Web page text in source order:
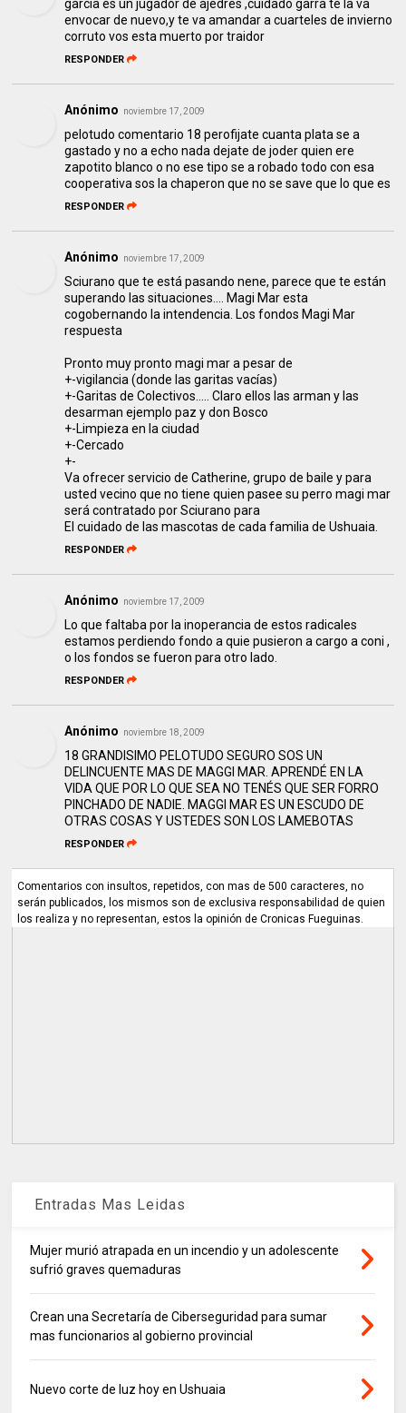
garcia es un jugador de ajedres ,cuidado garra te la va
envocar de nuevo,y te va amandar a cuarteles de invierno
corruto vos esta muerto por traidor
RESPONDER
Anónimo noviembre 17, 2009
pelotudo comentario 18 perofijate cuanta plata se a
gastado y no a echo nada dejate de joder quien ere
zapotito blanco o no ese tipo se a robado todo con esa
cooperativa sos la chaperon que no se save que lo que es
RESPONDER
Anónimo noviembre 17, 2009
Sciurano que te está pasando nene, parece que te están
superando las situaciones.... Magi Mar esta
cogobernando la intendencia. Los fondos Magi Mar
respuesta
Pronto muy pronto magi mar a pesar de
+-vigilancia (donde las garitas vacías)
+-Garitas de Colectivos..... Claro ellos las arman y las
desarman ejemplo paz y don Bosco
+-Limpieza en la ciudad
+-Cercado
+-
Va ofrecer servicio de Catherine, grupo de baile y para
usted vecino que no tiene quien pasee su perro magi mar
será contratado por Sciurano para
El cuidado de las mascotas de cada familia de Ushuaia.
RESPONDER
Anónimo noviembre 17, 2009
Lo que faltaba por la inoperancia de estos radicales
estamos perdiendo fondo a quie pusieron a cargo a coni ,
o los fondos se fueron para otro lado.
RESPONDER
Anónimo noviembre 18, 2009
18 GRANDISIMO PELOTUDO SEGURO SOS UN
DELINCUENTE MAS DE MAGGI MAR. APRENDÉ EN LA
VIDA QUE POR LO QUE SEA NO TENÉS QUE SER FORRO
PINCHADO DE NADIE. MAGGI MAR ES UN ESCUDO DE
OTRAS COSAS Y USTEDES SON LOS LAMEBOTAS
RESPONDER
Comentarios con insultos, repetidos, con mas de 500 caracteres, no
serán publicados, los mismos son de exclusiva responsabilidad de quien
los realiza y no representan, estos la opinión de Cronicas Fueguinas.
Entradas Mas Leidas
Mujer murió atrapada en un incendio y un adolescente
sufrió graves quemaduras
Crean una Secretaría de Ciberseguridad para sumar
mas funcionarios al gobierno provincial
Nuevo corte de luz hoy en Ushuaia